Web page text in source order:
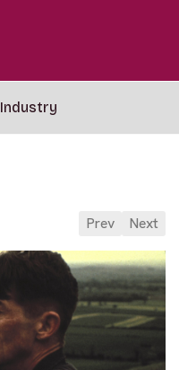
Industry
Prev Next